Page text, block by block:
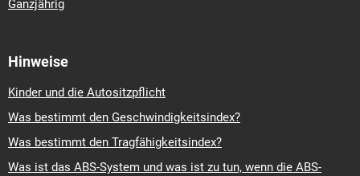
Ganzjährig
Hinweise
Kinder und die Autositzpflicht
Was bestimmt den Geschwindigkeitsindex?
Was bestimmt den Tragfähigkeitsindex?
Was ist das ABS-System und was ist zu tun, wenn die ABS-